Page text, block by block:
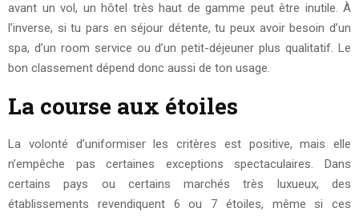
avant un vol, un hôtel très haut de gamme peut être inutile. À
l’inverse, si tu pars en séjour détente, tu peux avoir besoin d’un
spa, d’un room service ou d’un petit-déjeuner plus qualitatif. Le
bon classement dépend donc aussi de ton usage.
La course aux étoiles
La volonté d’uniformiser les critères est positive, mais elle
n’empêche pas certaines exceptions spectaculaires. Dans
certains pays ou certains marchés très luxueux, des
établissements revendiquent 6 ou 7 étoiles, même si ces